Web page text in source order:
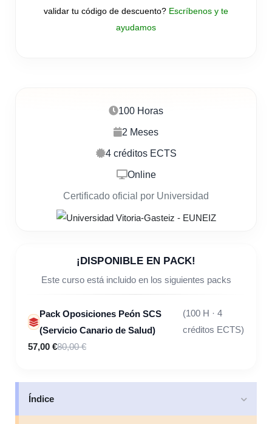
100 Horas
2 Meses
4 créditos ECTS
Online
Certificado oficial por Universidad
¡DISPONIBLE EN PACK!
Este curso está incluido en los siguientes packs
Pack Oposiciones Peón SCS
(Servicio Canario de Salud)
(100 H · 4
créditos ECTS)
57,00 €80,00 €
Índice
validar tu código de descuento? Escríbenos y te
ayudamos